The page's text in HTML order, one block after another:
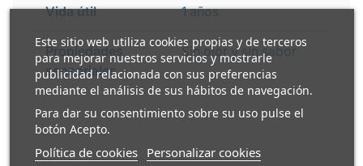
Este sitio web utiliza cookies propias y de terceros
para mejorar nuestros servicios y mostrarle
publicidad relacionada con sus preferencias
mediante el análisis de sus hábitos de navegación.
Para dar su consentimiento sobre su uso pulse el
botón Acepto.
Política de cookies Personalizar cookies
Vida útil 1 años
Propiedades
sensoriales
Sin olor y sin sabor